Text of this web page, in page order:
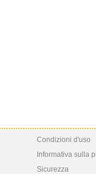
Condizioni d'uso
Informativa sulla
Sicurezza